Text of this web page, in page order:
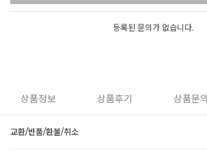
등록된 문의가 없습니다.
상품정보 상품후기 상품문의
교환/반품/환불/취소